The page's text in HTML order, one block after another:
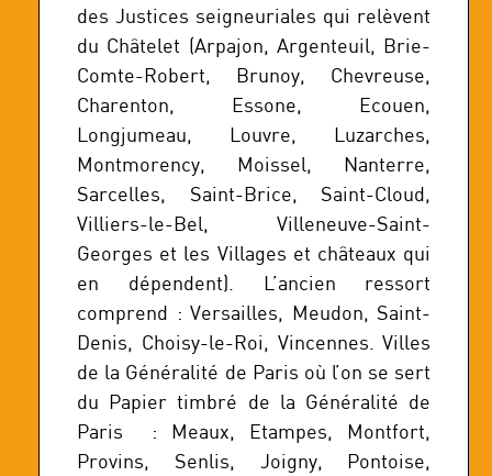
des Justices seigneuriales qui relèvent
du Châtelet (Arpajon, Argenteuil, Brie-
Comte-Robert, Brunoy, Chevreuse,
Charenton, Essone, Ecouen,
Longjumeau, Louvre, Luzarches,
Montmorency, Moissel, Nanterre,
Sarcelles, Saint-Brice, Saint-Cloud,
Villiers-le-Bel, Villeneuve-Saint-
Georges et les Villages et châteaux qui
en dépendent). L’ancien ressort
comprend : Versailles, Meudon, Saint-
Denis, Choisy-le-Roi, Vincennes. Villes
de la Généralité de Paris où l’on se sert
du Papier timbré de la Généralité de
Paris : Meaux, Etampes, Montfort,
Provins, Senlis, Joigny, Pontoise,